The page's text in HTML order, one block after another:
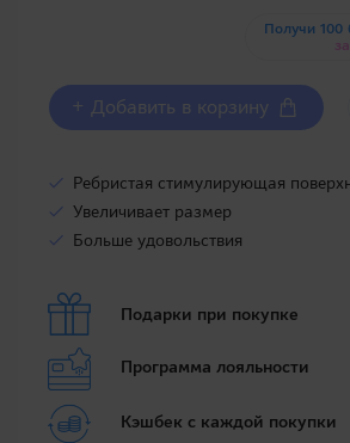
Получи 100
+ Добавить в корзину
Ребристая стимулирующая
Увеличивает размер
Больше удовольствия
Подарки при покупке
Программа лояльности
Кэшбек с каждой покупки